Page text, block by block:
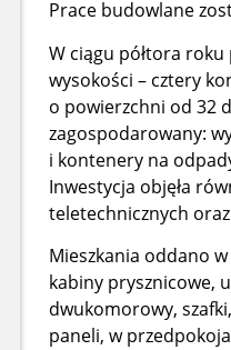
Prace budowlane
W ciągu półtora
wysokości – cztery
o powierzchni od 32
zagospodarowany:
i kontenery na
Inwestycja objęła
teletechnicznych
Mieszkania oddano w
kabiny prysznicowe,
dwukomorowy,
paneli, w